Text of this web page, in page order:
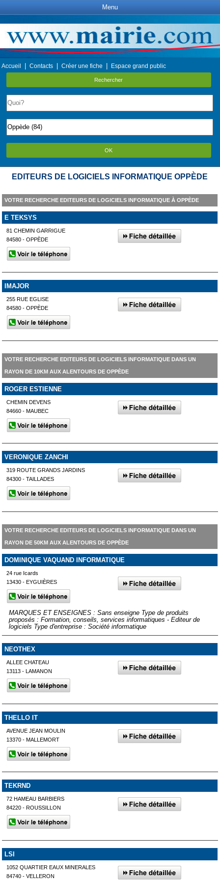
Menu
Accueil Contacts Créer une fiche Espace grand public
Rechercher
OK
EDITEURS DE LOGICIELS INFORMATIQUE OPPÈDE
VOTRE RECHERCHE EDITEURS DE LOGICIELS INFORMATIQUE À OPPÈDE
E TEKSYS
81 CHEMIN GARRIGUE
84580 - OPPÈDE
IMAJOR
255 RUE EGLISE
84580 - OPPÈDE
VOTRE RECHERCHE EDITEURS DE LOGICIELS INFORMATIQUE DANS UN
RAYON DE 10KM AUX ALENTOURS DE OPPÈDE
ROGER ESTIENNE
CHEMIN DEVENS
84660 - MAUBEC
VERONIQUE ZANCHI
319 ROUTE GRANDS JARDINS
84300 - TAILLADES
VOTRE RECHERCHE EDITEURS DE LOGICIELS INFORMATIQUE DANS UN
RAYON DE 50KM AUX ALENTOURS DE OPPÈDE
DOMINIQUE VAQUAND INFORMATIQUE
24 rue Icards
13430 - EYGUIÈRES
MARQUES ET ENSEIGNES : Sans enseigne Type de produits
proposés : Formation, conseils, services informatiques - Editeur de
logiciels Type d'entreprise : Société informatique
NEOTHEX
ALLEE CHATEAU
13113 - LAMANON
THELLO IT
AVENUE JEAN MOULIN
13370 - MALLEMORT
TEKRND
72 HAMEAU BARBIERS
84220 - ROUSSILLON
LSI
1052 QUARTIER EAUX MINERALES
84740 - VELLERON